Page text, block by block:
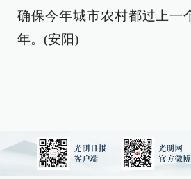
确保今年城市农村都过上一
年。(安阳)